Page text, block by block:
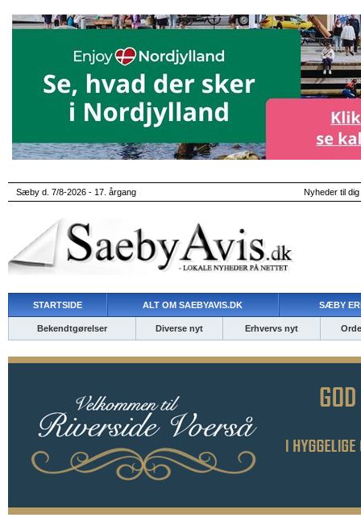
Sæby d. 7/8-2026 - 17. årgang Nyheder til
STARTSIDE ALT OM SAEBYAVIS.DK SÆBY
Bekendtgørelser Diverse nyt Erhvervs nyt